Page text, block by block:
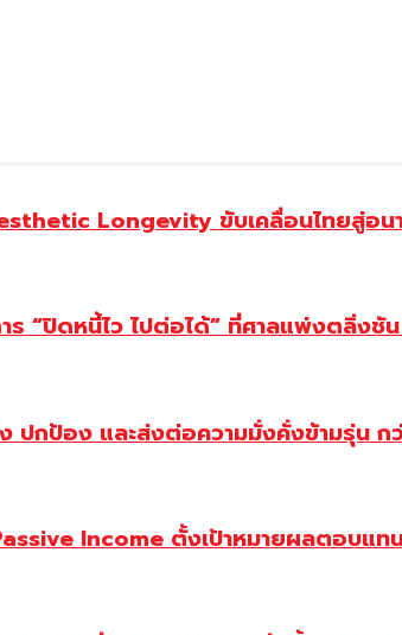
Longevity ขับเคลื่อนไทยสู่อ
ร “ปิดหนี้ไว ไปต่อได้” ที่ศาลแพ่งตลิ่ง
กป้อง และส่งต่อความมั่งคั่งข้ามรุ่น
Income ตั้งเป้าหมายผลตอบแ